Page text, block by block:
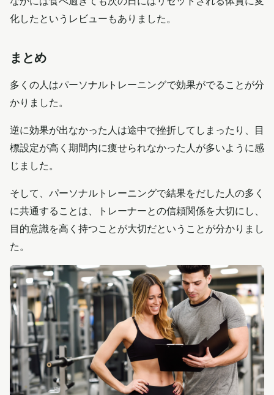
化したというレビューもありました。
まとめ
多くの人はパーソナルトレーニングで効果がでることが分
かりました。
逆に効果が出なかった人は途中で挫折してしまったり、目
標設定が高く期間内に痩せられなかった人が多いように感
じました。
そして、パーソナルトレーニングで結果をだした人の多く
に共通することは、トレーナーとの信頼関係を大切にし、
目的意識を高く持つことが大切だということが分かりまし
た。